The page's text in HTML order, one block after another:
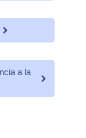
a la